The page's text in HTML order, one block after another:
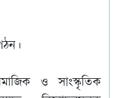
ও সাংস্কৃতিক